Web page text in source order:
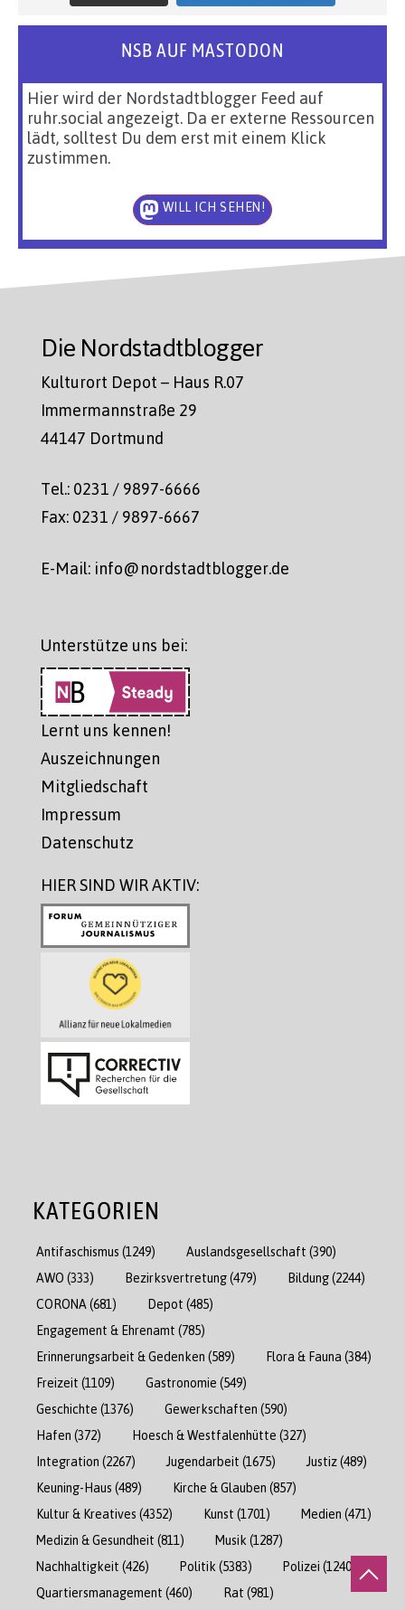
NSB AUF MASTODON
Hier wird der Nordstadtblogger Feed auf
ruhr.social angezeigt. Da er externe Ressourcen
lädt, solltest Du dem erst mit einem Klick
zustimmen.
WILL ICH SEHEN!
Die Nordstadtblogger
Kulturort Depot – Haus R.07
Immermannstraße 29
44147 Dortmund
Tel.: 0231 / 9897-6666
Fax: 0231 / 9897-6667
E-Mail: info@nordstadtblogger.de
Unterstütze uns bei:
Lernt uns kennen!
Auszeichnungen
Mitgliedschaft
Impressum
Datenschutz
HIER SIND WIR AKTIV:
KATEGORIEN
Antifaschismus (1249) Auslandsgesellschaft (390)
AWO (333) Bezirksvertretung(479) Bildung(2244)
CORONA (681) Depot (485)
Engagement & Ehrenamt (785)
Erinnerungsarbeit & Gedenken (589) Flora & Fauna (384)
Freizeit (1109) Gastronomie (549)
Geschichte (1376) Gewerkschaften (590)
Hafen (372) Hoesch & Westfalenhütte (327)
Integration (2267) Jugendarbeit (1675) Justiz(489)
Keuning-Haus (489) Kirche & Glauben (857)
Kultur & Kreatives (4352) Kunst (1701) Medien (471)
Medizin & Gesundheit (811) Musik (1287)
Nachhaltigkeit (426) Politik (5383) Polizei (1240)
Quartiersmanagement (460) Rat (981)